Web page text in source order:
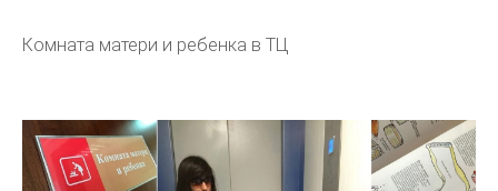
Комната матери и ребенка в ТЦ